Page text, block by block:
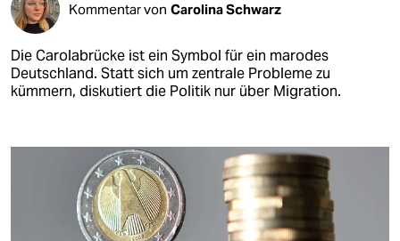
Kommentar von Carolina Schwarz
Die Carolabrücke ist ein Symbol für ein marodes
Deutschland. Statt sich um zentrale Probleme zu
kümmern, diskutiert die Politik nur über Migration.